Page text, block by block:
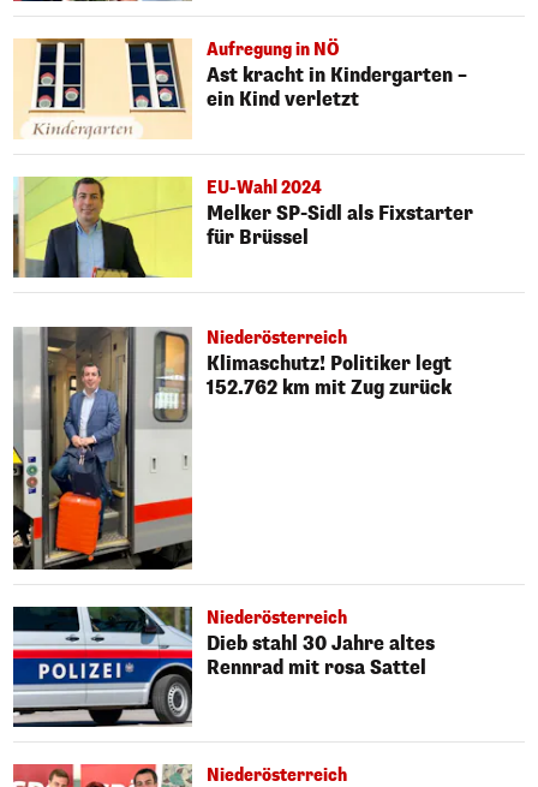
Aufregung in NÖ
Ast kracht in Kindergarten –
ein Kind verletzt
EU-Wahl 2024
Melker SP-Sidl als Fixstarter
für Brüssel
Niederösterreich
Klimaschutz! Politiker legt
152.762 km mit Zug zurück
Niederösterreich
Dieb stahl 30 Jahre altes
Rennrad mit rosa Sattel
Niederösterreich